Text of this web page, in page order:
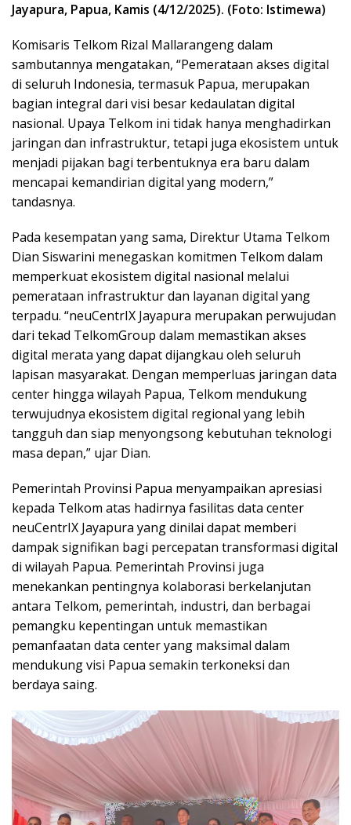
Jayapura, Papua, Kamis (4/12/2025). (Foto: Istimewa)
Komisaris Telkom Rizal Mallarangeng dalam
sambutannya mengatakan, “Pemerataan akses digital
di seluruh Indonesia, termasuk Papua, merupakan
bagian integral dari visi besar kedaulatan digital
nasional. Upaya Telkom ini tidak hanya menghadirkan
jaringan dan infrastruktur, tetapi juga ekosistem untuk
menjadi pijakan bagi terbentuknya era baru dalam
mencapai kemandirian digital yang modern,”
tandasnya.
Pada kesempatan yang sama, Direktur Utama Telkom
Dian Siswarini menegaskan komitmen Telkom dalam
memperkuat ekosistem digital nasional melalui
pemerataan infrastruktur dan layanan digital yang
terpadu. “neuCentrIX Jayapura merupakan perwujudan
dari tekad TelkomGroup dalam memastikan akses
digital merata yang dapat dijangkau oleh seluruh
lapisan masyarakat. Dengan memperluas jaringan data
center hingga wilayah Papua, Telkom mendukung
terwujudnya ekosistem digital regional yang lebih
tangguh dan siap menyongsong kebutuhan teknologi
masa depan,” ujar Dian.
Pemerintah Provinsi Papua menyampaikan apresiasi
kepada Telkom atas hadirnya fasilitas data center
neuCentrIX Jayapura yang dinilai dapat memberi
dampak signifikan bagi percepatan transformasi digital
di wilayah Papua. Pemerintah Provinsi juga
menekankan pentingnya kolaborasi berkelanjutan
antara Telkom, pemerintah, industri, dan berbagai
pemangku kepentingan untuk memastikan
pemanfaatan data center yang maksimal dalam
mendukung visi Papua semakin terkoneksi dan
berdaya saing.